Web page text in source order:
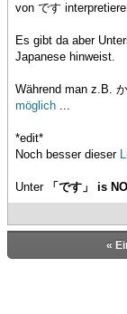
von です
Es gibt da aber
Japanese hinweist.
Während man z.B.
möglich ...
*edit*
Noch besser dieser
Unter 「です」 is
«